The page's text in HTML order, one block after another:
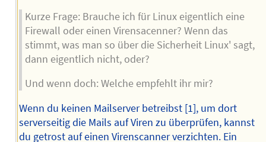
Kurze Frage: Brauche ich für Linux eigentlich eine
Firewall oder einen Virensacenner? Wenn das
stimmt, was man so über die Sicherheit Linux' sagt,
dann eigentlich nicht, oder?
Und wenn doch: Welche empfehlt ihr mir?
Wenn du keinen Mailserver betreibst [1], um dort
serverseitig die Mails auf Viren zu überprüfen, kannst
du getrost auf einen Virenscanner verzichten. Ein